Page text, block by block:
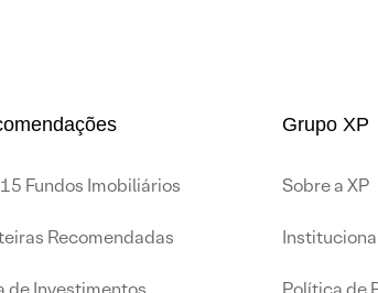
Fundos Imobiliários
Recomendadas
Grupo XP
Sobre a XP